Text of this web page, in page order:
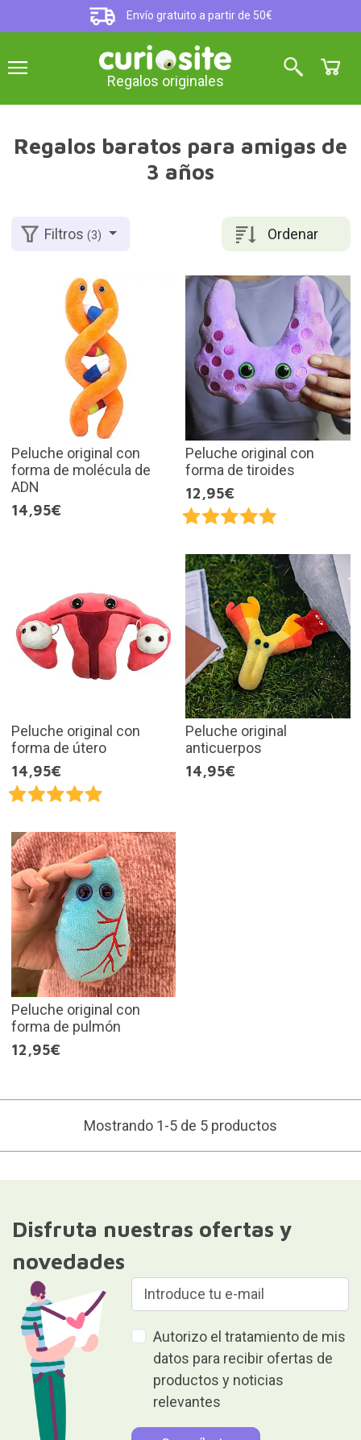
Envío gratuito a partir de 50€
Regalos originales
Regalos baratos para amigas de
3 años
Ordenar
Filtros(3)
Peluche original con
forma de molécula de
ADN
14,95€
Peluche original con
forma de tiroides
12,95€
Peluche original con
forma de útero
14,95€
Peluche original
anticuerpos
14,95€
Peluche original con
forma de pulmón
12,95€
Mostrando 1-5 de 5 productos
Disfruta nuestras ofertas y
novedades
Autorizo el tratamiento de mis
datos para recibir ofertas de
productos y noticias
relevantes